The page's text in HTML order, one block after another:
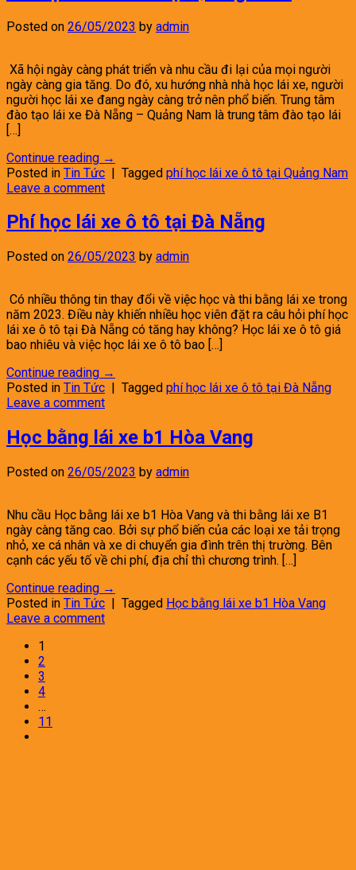
Posted on 26/05/2023 by admin
Xã hội ngày càng phát triển và nhu cầu đi lại của mọi người
ngày càng gia tăng. Do đó, xu hướng nhà nhà học lái xe, người
người học lái xe đang ngày càng trở nên phổ biến. Trung tâm
đào tạo lái xe Đà Nẵng – Quảng Nam là trung tâm đào tạo lái
[…]
Continue reading →
Posted in Tin Tức | Tagged phí học lái xe ô tô tại Quảng Nam
Leave a comment
Phí học lái xe ô tô tại Đà Nẵng
Posted on 26/05/2023 by admin
Có nhiều thông tin thay đổi về việc học và thi bằng lái xe trong
năm 2023. Điều này khiến nhiều học viên đặt ra câu hỏi phí học
lái xe ô tô tại Đà Nẵng có tăng hay không? Học lái xe ô tô giá
bao nhiêu và việc học lái xe ô tô bao […]
Continue reading →
Posted in Tin Tức Tagged phí học lái xe ô tô tại Đà Nẵng
Leave a comment
Học bằng lái xe b1 Hòa Vang
Posted on 26/05/2023 by admin
Nhu cầu Học bằng lái xe b1 Hòa Vang và thi bằng lái xe B1
ngày càng tăng cao. Bởi sự phổ biến của các loại xe tải trọng
nhỏ, xe cá nhân và xe di chuyển gia đình trên thị trường. Bên
cạnh các yếu tố về chi phí, địa chỉ thì chương trình. […]
Continue reading →
Posted in Tin Tức | Tagged Học bằng lái xe b1 Hòa Vang
Leave a comment
1
2
3
4
…
11